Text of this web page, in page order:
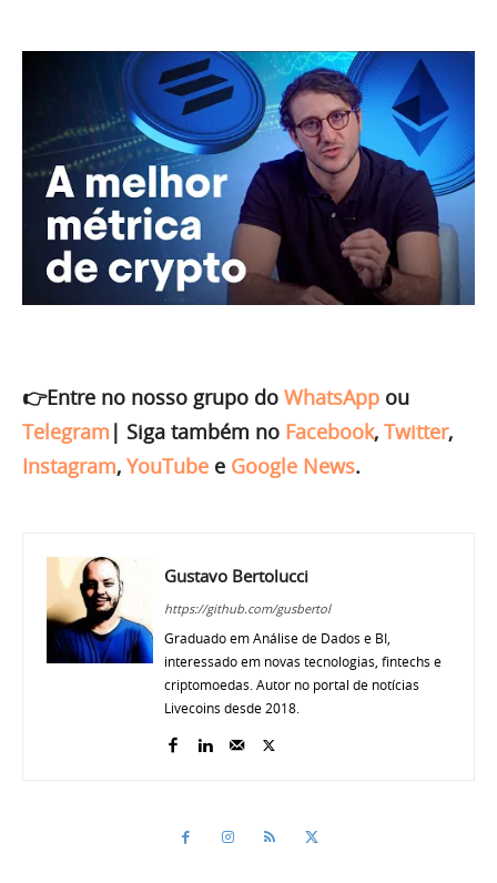
👉Entre no nosso grupo do WhatsApp ou
Telegram | Siga também no Facebook, Twitter,
Instagram, YouTube e Google News.
Gustavo Bertolucci
https://github.com/gusbertol
Graduado em Análise de Dados e BI,
interessado em novas tecnologias, fintechs e
criptomoedas. Autor no portal de notícias
Livecoins desde 2018.